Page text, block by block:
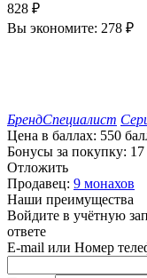
828 ₽
Вы экономите: 278 ₽
БрендСпециалист
Цена в баллах: 550
Бонусы за покупку:
Отложить
Продавец: 9 монахов
Наши преимущества
Войдите в учётную
ответе
E-mail или Номер